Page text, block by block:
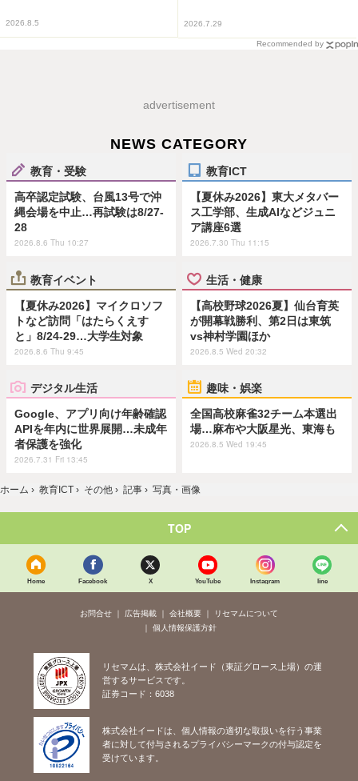
2026.8.5 2026.7.29
Recommended by
advertisement
NEWS CATEGORY
教育・受験
高卒認定試験、台風13号で沖
縄会場を中止…再試験は8/27-
28
2026.8.6 Thu 10:27
教育ICT
【夏休み2026】東大メタバー
ス工学部、生成AIなどジュニ
ア講座6選
2026.7.30 Thu 11:15
教育イベント
【夏休み2026】マイクロソフ
トなど訪問「はたらくえす
と」8/24-29…大学生対象
2026.8.6 Thu 9:45
生活・健康
【高校野球2026夏】仙台育英
が開幕戦勝利、第2日は東筑
vs神村学園ほか
2026.8.5 Wed 20:32
デジタル生活
Google、アプリ向け年齢確認
APIを年内に世界展開…未成年
者保護を強化
2026.7.31 Fri 13:45
趣味・娯楽
全国高校麻雀32チーム本選出
場…麻布や大阪星光、東海も
2026.8.5 Wed 19:45
ホーム › 教育ICT › その他 › 記事 › 写真・画像
TOP
Home Facebook X YouTube Instagram line
お問合せ 広告掲載 会社概要
リセマムについて
個人情報保護方針
リセマムは、株式会社イード（東証グロース上場）の運
営するサービスです。
証券コード：6038
株式会社イードは、個人情報の適切な取扱いを行う事業
者に対して付与されるプライバシーマークの付与認定を
受けています。